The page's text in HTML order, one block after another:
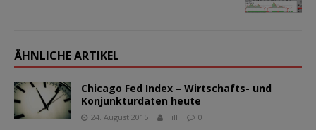
ÄHNLICHE ARTIKEL
Chicago Fed Index – Wirtschafts- und
Konjunkturdaten heute
24. August 2015 Till 0